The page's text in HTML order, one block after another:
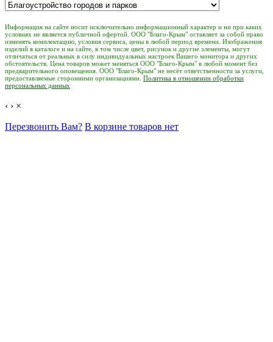
Информация на сайте носит исключительно информационный характер и ни при каких
условиях не является публичной офертой. ООО "Благо-Крым" оставляет за собой право
изменять комплектацию, условия сервиса, цены в любой период времени. Изображения
изделий в каталоге и на сайте, в том числе цвет, рисунок и другие элементы, могут
отличаться от реальных в силу индивидуальных настроек Вашего монитора и других
обстоятельств. Цена товаров может меняться ООО "Благо-Крым" в любой момент без
предварительного оповещения. ООО "Благо-Крым" не несёт ответственности за услуги,
предоставляемые сторонними организациями. Политика в отношении обработки
персональных данных
‹ › ×
Перезвонить Вам? В корзине товаров нет